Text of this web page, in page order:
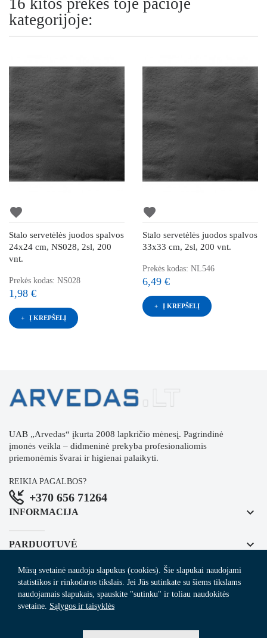
kategorijoje:
favorite
Stalo servetėlės juodos spalvos
24x24 cm, NS028, 2sl, 200
vnt.
Prekės kodas: NS028
1,98 €
Į KREPŠELĮ
favorite
Stalo servetėlės juodos spalvos
33x33 cm, 2sl, 200 vnt.
Prekės kodas: NL546
6,49 €
Į KREPŠELĮ
UAB „Arvedas“ įkurta 2008 lapkričio mėnesį. Pagrindinė
įmonės veikla – didmeninė prekyba profesionaliomis
priemonėmis švarai ir higienai palaikyti.
REIKIA PAGALBOS?
+370 656 71264
INFORMACIJA keyboard_arrow_down
PARDUOTUVĖ keyboard_arrow_down
REGISTRUOKITĖS NAUJIENLAIŠKIUI
Mūsų svetainė naudoja slapukus (cookies). Šie slapukai naudojami
statistikos ir rinkodaros tikslais. Jei Jūs sutinkate su šiems tikslams
naudojamais slapukais, spauskite "sutinku" ir toliau naudokitės
svetaine. Sąlygos ir taisyklės